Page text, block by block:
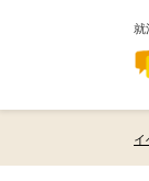
就
イ